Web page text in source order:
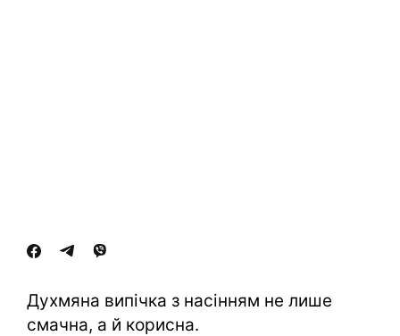
Духмяна випічка з насінням не лише
смачна, а й корисна.